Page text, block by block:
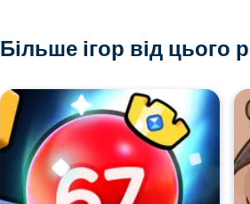
Більше ігор від цього